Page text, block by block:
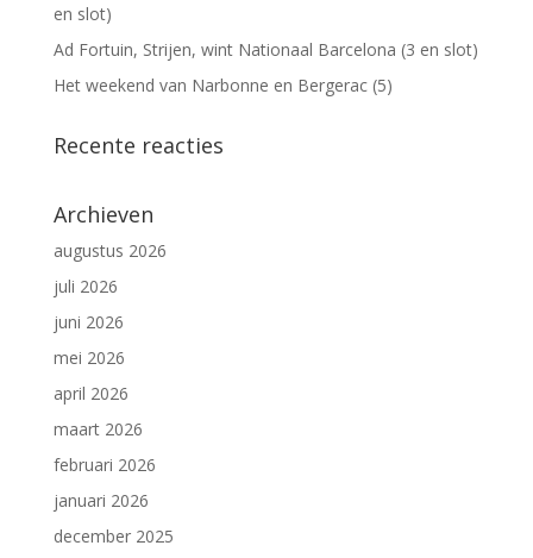
en slot)
Ad Fortuin, Strijen, wint Nationaal Barcelona (3 en slot)
Het weekend van Narbonne en Bergerac (5)
Recente reacties
Archieven
augustus 2026
juli 2026
juni 2026
mei 2026
april 2026
maart 2026
februari 2026
januari 2026
december 2025